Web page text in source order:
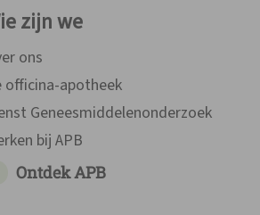
zijn we
ons
officina-apotheek
Geneesmiddelenonderzoek
bij APB
Ontdek APB